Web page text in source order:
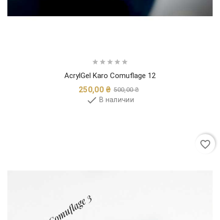
    
AcrylGel Karo Comuflage 12
250,00 ₴ 500,00 ₴
 В наличии
favorite_border